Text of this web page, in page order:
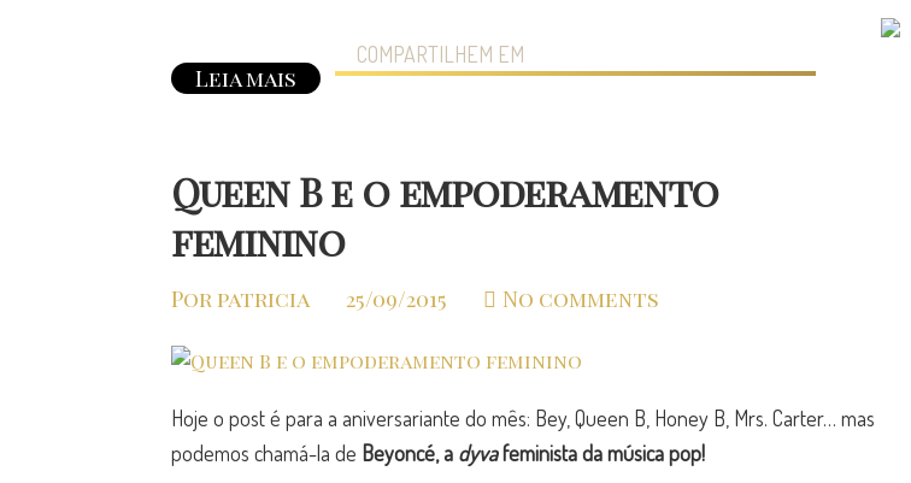
Leia mais
COMPARTILHEM EM
Queen B e o empoderamento
feminino
Por patricia 25/09/2015 No comments
Hoje o post é para a aniversariante do mês: Bey, Queen B, Honey B, Mrs. Carter… mas
podemos chamá-la de Beyoncé, a dyvafeminista da música pop!